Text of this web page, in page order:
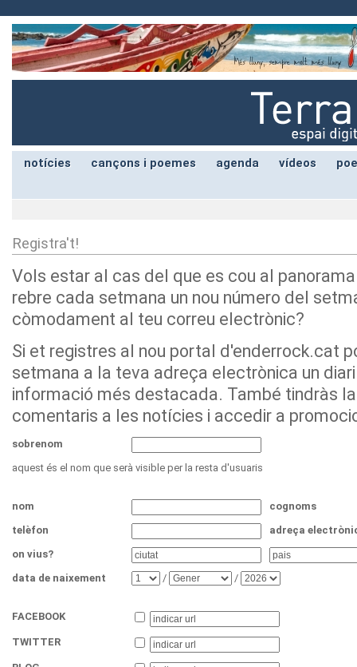
notícies cançons i poemes agenda vídeos
Registra't!
Vols estar al cas del que es cou al
rebre cada setmana un nou número del
còmodament al teu correu electrònic?
Si et registres al nou portal d'enderrock.cat
setmana a la teva adreça electrònica un
informació més destacada. També tindràs
comentaris a les notícies i accedir a
sobrenom
aquest és el nom que serà visible per la resta d'usuaris
nom
cognoms
telèfon
adreça
on vius?
data de naixement
/ /
FACEBOOK
TWITTER